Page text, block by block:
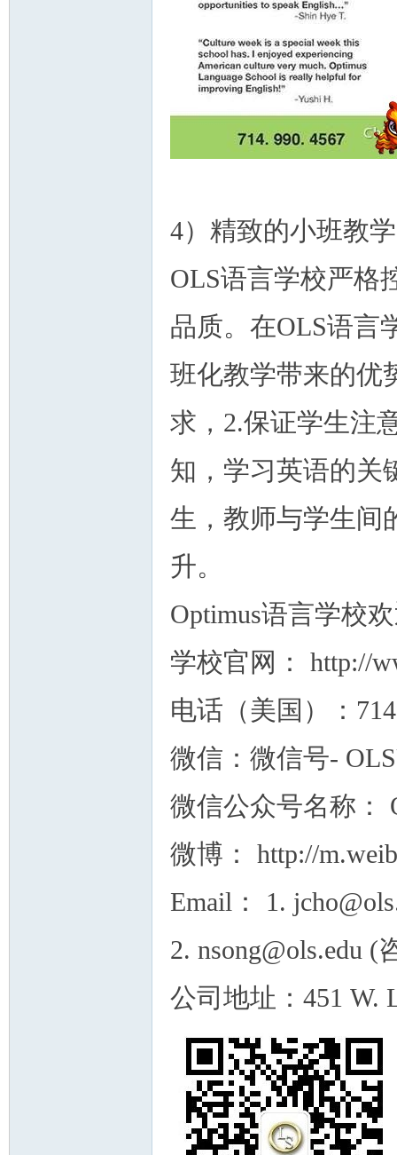
4）精致的小班教学
OLS语言学校严格
品质。在OLS语言
班化教学带来的优
求，2.保证学生注
知，学习英语的关
生，教师与学生间
升。
Optimus语言学校
学校官网： http://
电话（美国）：
微信：微信号-
微信公众号名称：
微博： http://
Email： 1.
2. nsong@ols.edu (
公司地址：451 W.